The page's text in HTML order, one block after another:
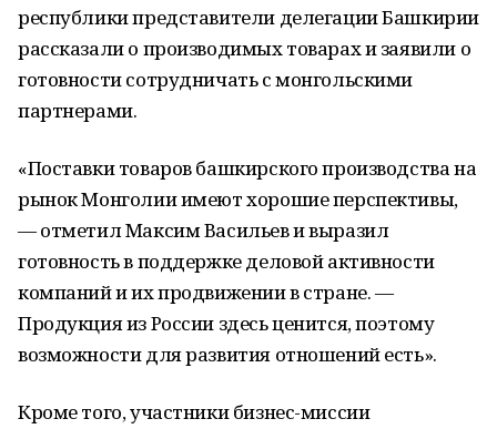
республики представители делегации Башкирии
рассказали о производимых товарах и заявили о
готовности сотрудничать с монгольскими
партнерами.
«Поставки товаров башкирского производства на
рынок Монголии имеют хорошие перспективы,
— отметил Максим Васильев и выразил
готовность в поддержке деловой активности
компаний и их продвижении в стране. —
Продукция из России здесь ценится, поэтому
возможности для развития отношений есть».
Кроме того, участники бизнес-миссии